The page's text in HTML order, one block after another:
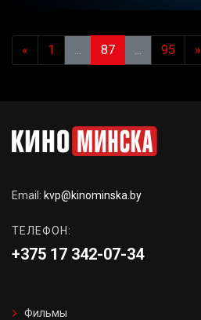
« 1 87 95 »
Email: kvp@kinominska.by
ТЕЛЕФОН:
+375 17 342-07-34
Фильмы